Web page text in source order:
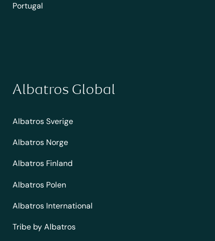
Portugal
Albatros Global
Albatros Sverige
Albatros Norge
Albatros Finland
Albatros Polen
Albatros International
Tribe by Albatros